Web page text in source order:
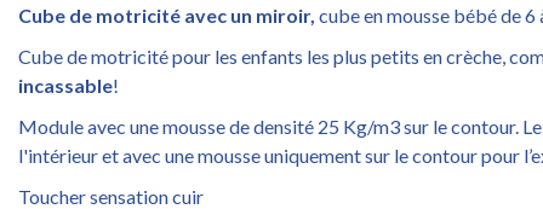
Cube de motricité avec un miroir, cube en mousse bébé de 6
Cube de motricité pour les enfants les plus petits en crèche,
incassable!
Module avec une mousse de densité 25 Kg/m3 sur le contour.
l'intérieur et avec une mousse uniquement sur le contour pour
Toucher sensation cuir